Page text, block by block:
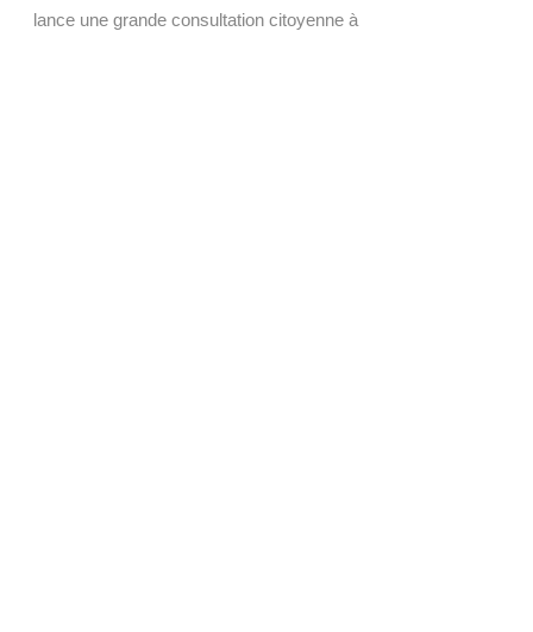
lance une grande consultation citoyenne à